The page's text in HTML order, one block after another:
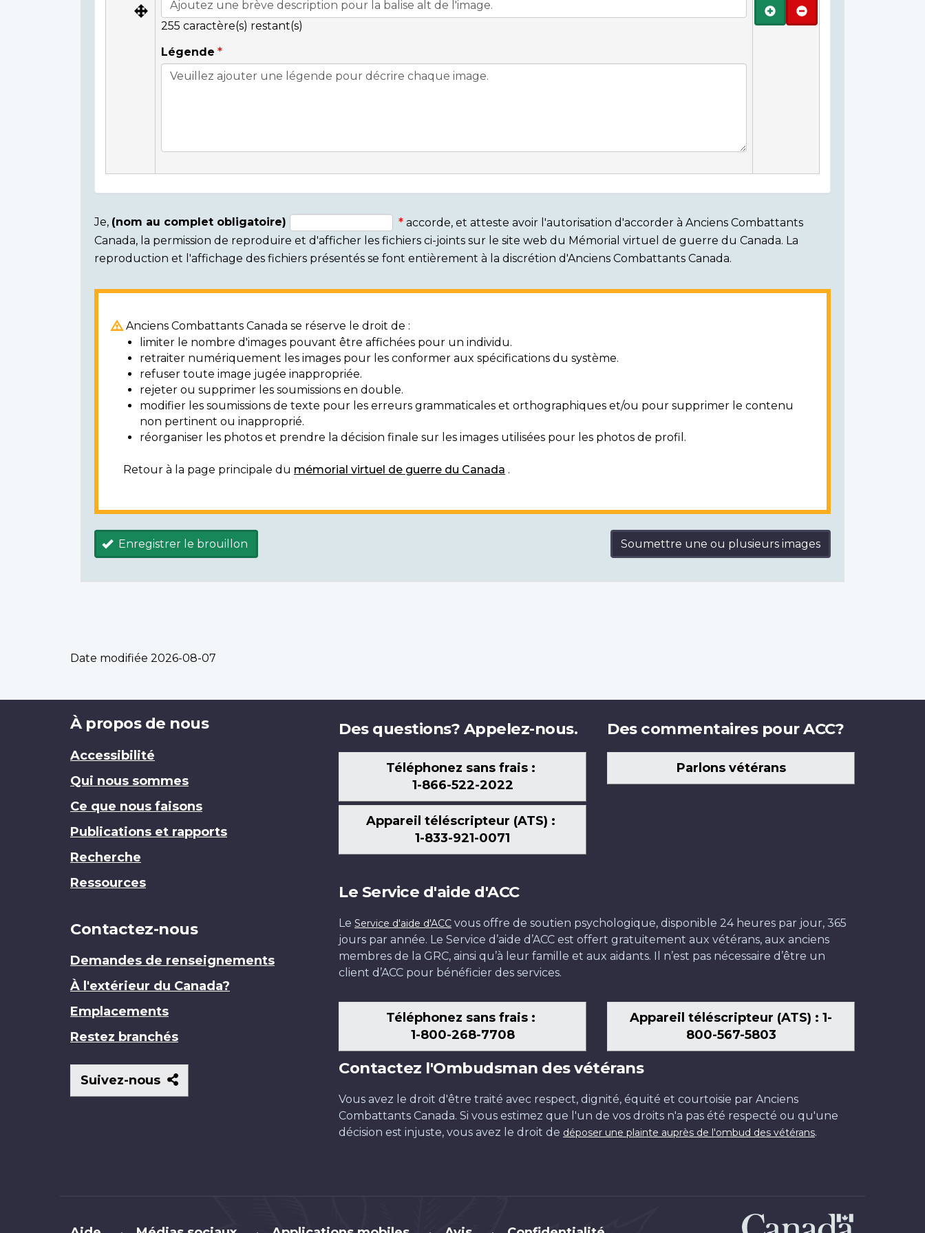
255 caractère(s) restant(s)
Légende
AjouterRetirer
Consent
section
Je, (nom au complet obligatoire)
accorde, et atteste avoir l'autorisation d'accorder à Anciens Combattants
Canada, la permission de reproduire et d'afficher les fichiers ci-joints sur le site web du Mémorial virtuel de guerre du Canada. La
reproduction et l'affichage des fichiers présentés se font entièrement à la discrétion d'Anciens Combattants Canada.
Anciens Combattants Canada se réserve le droit de :
limiter le nombre d'images pouvant être affichées pour un individu.
retraiter numériquement les images pour les conformer aux spécifications du système.
refuser toute image jugée inappropriée.
rejeter ou supprimer les soumissions en double.
modifier les soumissions de texte pour les erreurs grammaticales et orthographiques et/ou pour supprimer le contenu
non pertinent ou inapproprié.
réorganiser les photos et prendre la décision finale sur les images utilisées pour les photos de profil.
Retour à la page principale du mémorial virtuel de guerre du Canada .
Enregistrer le brouillon Soumettre une ou plusieurs images
Date modifiée 2026-08-07
Brand
À propos de nous
Accessibilité
Qui nous sommes
Ce que nous faisons
Publications et rapports
Recherche
Ressources
Contactez-nous
Demandes de renseignements
À l'extérieur du Canada?
Emplacements
Restez branchés
Suivez-nous
Suivez-
nous
Des questions? Appelez-nous.
Téléphonez sans frais :
1-866-522-2022
Appareil téléscripteur (ATS) :
1-833-921-0071
Des commentaires pour ACC?
Parlons vétérans
Le Service d'aide d'ACC
Le Service d'aide d'ACC vous offre de soutien psychologique, disponible 24 heures par jour, 365
jours par année. Le Service d’aide d’ACC est offert gratuitement aux vétérans, aux anciens
membres de la GRC, ainsi qu’à leur famille et aux aidants. Il n’est pas nécessaire d’être un
client d’ACC pour bénéficier des services.
Téléphonez sans frais :
1-800-268-7708
Appareil téléscripteur (ATS) : 1-
800-567-5803
Contactez l'Ombudsman des vétérans
Vous avez le droit d'être traité avec respect, dignité, équité et courtoisie par Anciens
Combattants Canada. Si vous estimez que l'un de vos droits n'a pas été respecté ou qu'une
décision est injuste, vous avez le droit de déposer une plainte auprès de l'ombud des vétérans.
Brand